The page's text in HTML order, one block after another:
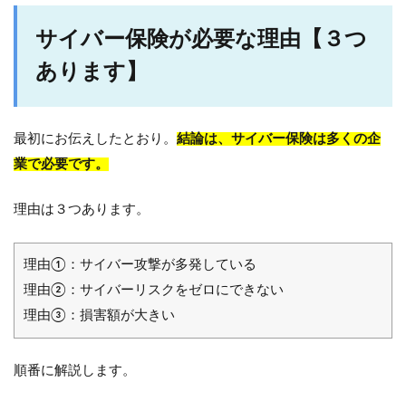
サイバー保険が必要な理由【３つ
あります】
最初にお伝えしたとおり。 結論は、サイバー保険は多くの企
業で必要です。
理由は３つあります。
理由①：サイバー攻撃が多発している
理由②：サイバーリスクをゼロにできない
理由③：損害額が大きい
順番に解説します。